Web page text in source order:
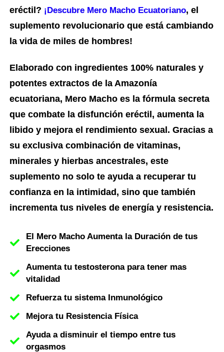
eréctil? ¡Descubre Mero Macho Ecuatoriano, el
suplemento revolucionario que está cambiando
la vida de miles de hombres!
Elaborado con ingredientes 100% naturales y
potentes extractos de la Amazonía
ecuatoriana, Mero Macho es la fórmula secreta
que combate la disfunción eréctil, aumenta la
libido y mejora el rendimiento sexual. Gracias a
su exclusiva combinación de vitaminas,
minerales y hierbas ancestrales, este
suplemento no solo te ayuda a recuperar tu
confianza en la intimidad, sino que también
incrementa tus niveles de energía y resistencia.
El Mero Macho Aumenta la Duración de tus
Erecciones
Aumenta tu testosterona para tener mas
vitalidad
Refuerza tu sistema Inmunológico
Mejora tu Resistencia Física
Ayuda a disminuir el tiempo entre tus
orgasmos